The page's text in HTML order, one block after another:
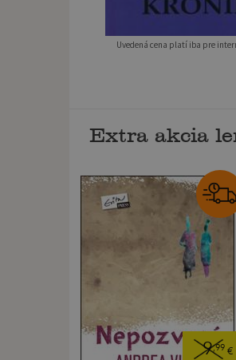
Uvedená cena platí iba pre
Extra akcia
9,99 €